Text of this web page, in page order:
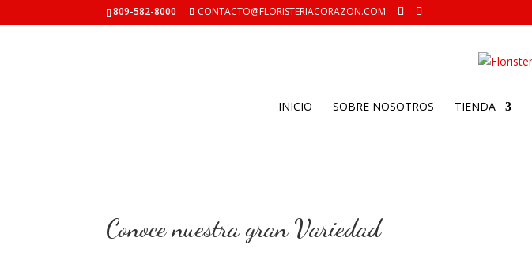
809-582-8000 CONTACTO@FLORISTERIACORAZON.COM
INICIO SOBRE NOSOTROS TIENDA
Conoce nuestra gran Variedad